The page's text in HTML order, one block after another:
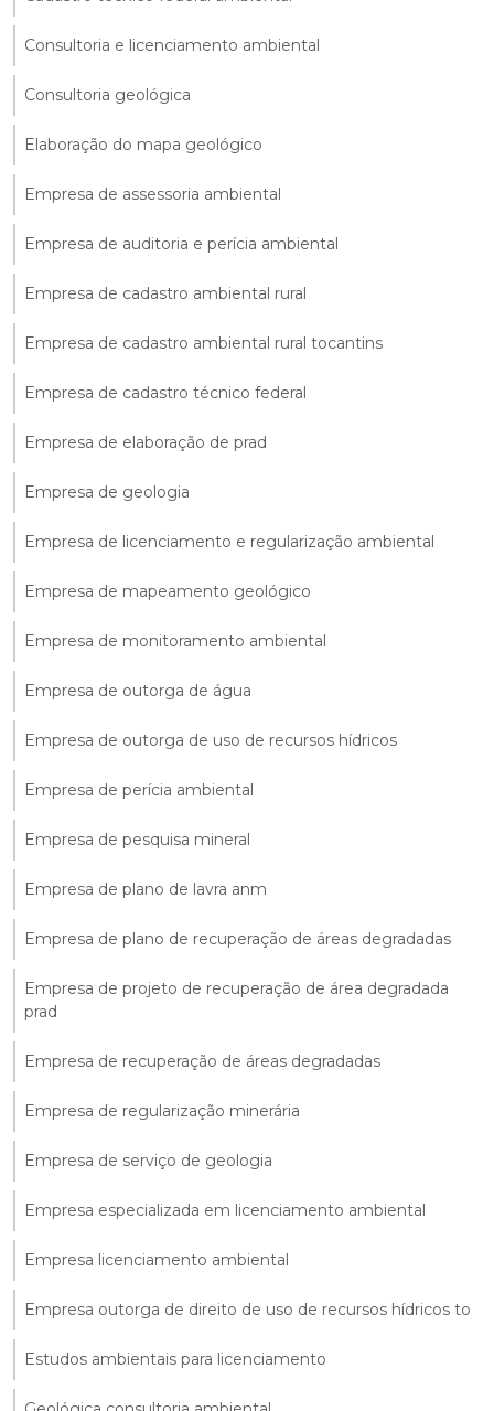
Consultoria e licenciamento ambiental
Consultoria geológica
Elaboração do mapa geológico
Empresa de assessoria ambiental
Empresa de auditoria e perícia ambiental
Empresa de cadastro ambiental rural
Empresa de cadastro ambiental rural tocantins
Empresa de cadastro técnico federal
Empresa de elaboração de prad
Empresa de geologia
Empresa de licenciamento e regularização ambiental
Empresa de mapeamento geológico
Empresa de monitoramento ambiental
Empresa de outorga de água
Empresa de outorga de uso de recursos hídricos
Empresa de perícia ambiental
Empresa de pesquisa mineral
Empresa de plano de lavra anm
Empresa de plano de recuperação de áreas degradadas
Empresa de projeto de recuperação de área degradada
prad
Empresa de recuperação de áreas degradadas
Empresa de regularização minerária
Empresa de serviço de geologia
Empresa especializada em licenciamento ambiental
Empresa licenciamento ambiental
Empresa outorga de direito de uso de recursos hídricos to
Estudos ambientais para licenciamento